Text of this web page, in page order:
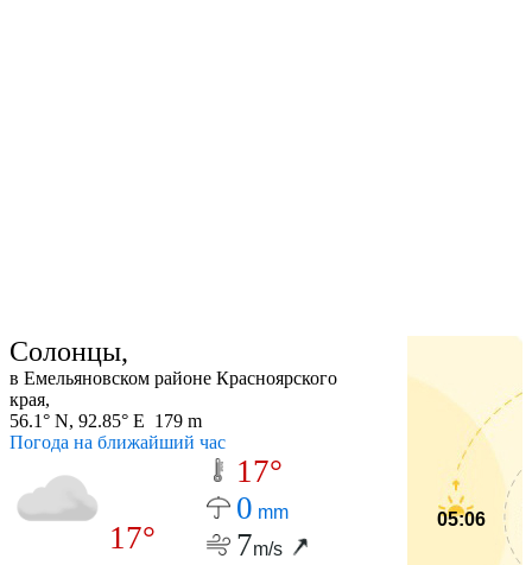
Солонцы,
в Емельяновском районе Красноярского
края,
56.1° N, 92.85° E 179 m
Погода на ближайший час
17°
17°
0 mm
7m/s
05:06